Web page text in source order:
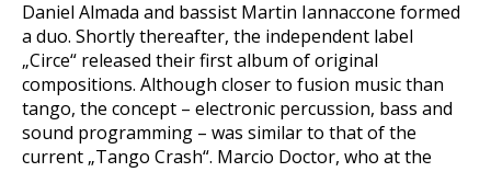
Daniel Almada and bassist Martin Iannaccone formed
a duo. Shortly thereafter, the independent label
„Circe“ released their first album of original
compositions. Although closer to fusion music than
tango, the concept – electronic percussion, bass and
sound programming – was similar to that of the
current „Tango Crash“. Marcio Doctor, who at the